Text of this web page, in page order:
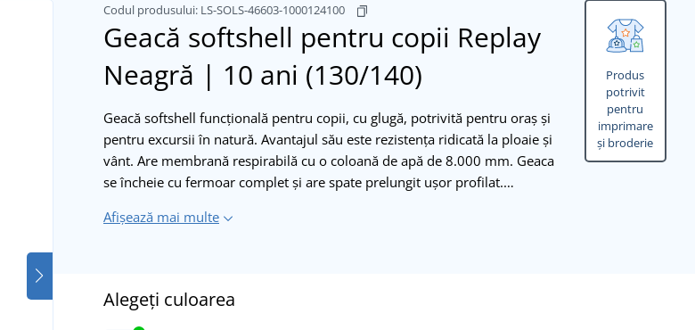
Produs
potrivit
pentru
imprimare
și broderie
Codul produsului: LS-SOLS-46603-1000124100
Geacă softshell pentru copii Replay
Neagră | 10 ani (130/140)
Geacă softshell funcțională pentru copii, cu glugă, potrivită pentru oraș și
pentru excursii în natură. Avantajul său este rezistența ridicată la ploaie și
vânt. Are membrană respirabilă cu o coloană de apă de 8.000 mm. Geaca
se încheie cu fermoar complet și are spate prelungit ușor profilat.…
Afișează mai multe
Alegeți culoarea